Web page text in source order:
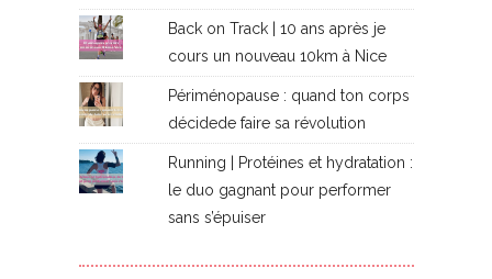
Back on Track | 10 ans après je
cours un nouveau 10km à Nice
Périménopause : quand ton corps
décidede faire sa révolution
Running | Protéines et hydratation :
le duo gagnant pour performer
sans s’épuiser